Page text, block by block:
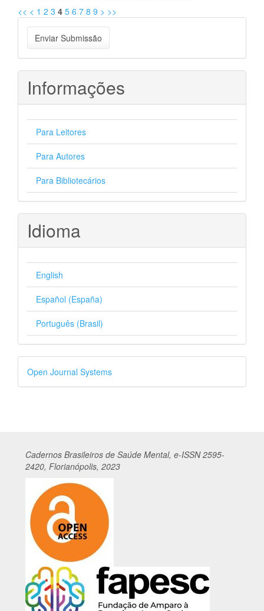
<< < 1 2 3 4 5 6 7 8 9 > >>
Enviar
Submissão
Enviar Submissão
Informações
Para Leitores
Para Autores
Para Bibliotecários
Idioma
English
Español (España)
Português (Brasil)
Desenvolvido
por
Open Journal Systems
Cadernos Brasileiros de Saúde Mental, e-ISSN 2595-
2420, Florianópolis, 2023